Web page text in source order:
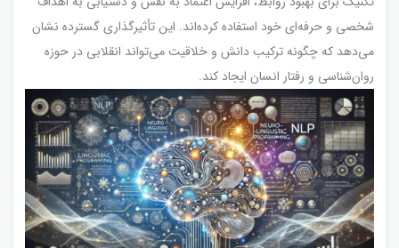
شخصی و حرفه‌ای خود استفاده کرده‌اند. این تأثیرگذاری گسترده نشان
می‌دهد که چگونه ترکیب دانش و خلاقیت می‌تواند انقلابی در حوزه
روان‌شناسی و رفتار انسان ایجاد کند.